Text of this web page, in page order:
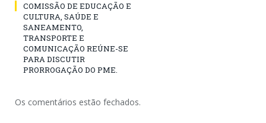
COMISSÃO DE EDUCAÇÃO E
CULTURA, SAÚDE E
SANEAMENTO,
TRANSPORTE E
COMUNICAÇÃO REÚNE-SE
PARA DISCUTIR
PRORROGAÇÃO DO PME.
Os comentários estão fechados.